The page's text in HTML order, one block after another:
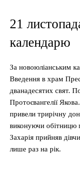
21
календарю
За новоюліанським
Введення в храм
дванадесятих свят.
Протоєвангелії
привели трирічну
виконуючи обітницю
Захарія прийняв
лише раз на рік.